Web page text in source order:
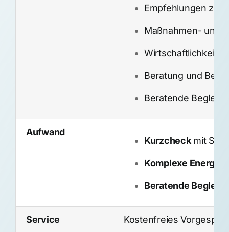
Empfehlungen zur
Maßnahmen- und
Beratung und
Beratende
Aufwand
Kurzcheckmit
Komplexe
Beratende
Service Kostenfreies